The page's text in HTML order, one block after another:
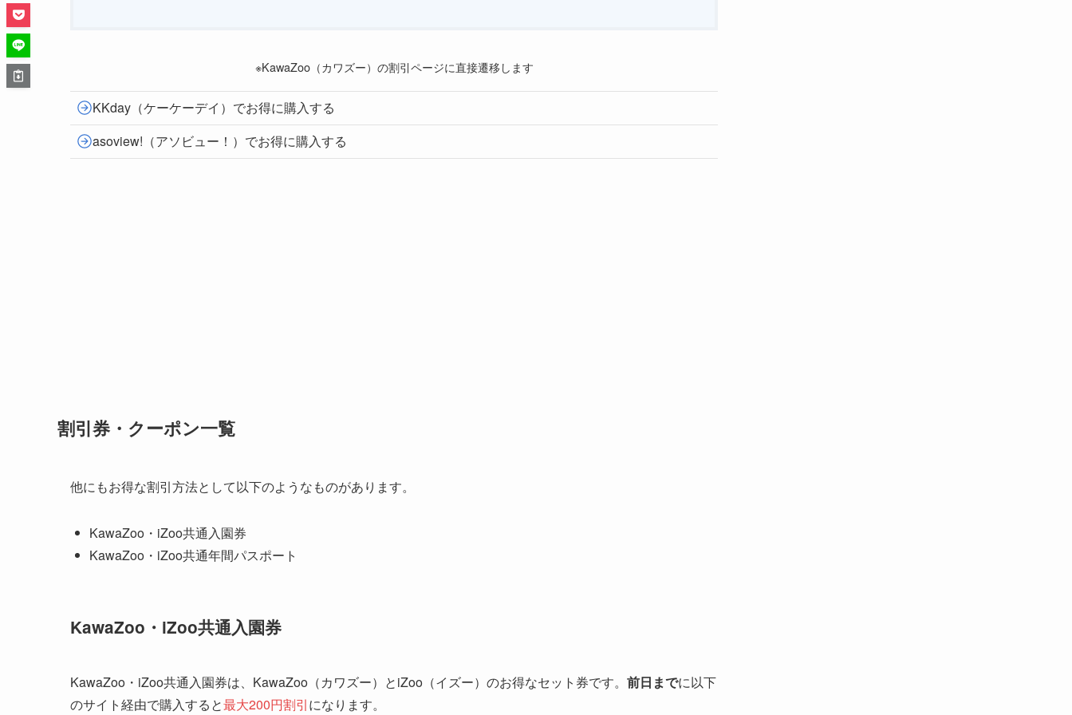
※KawaZoo（カワズー）の割引ページに直接遷移します
割引券・クーポン一覧
他にもお得な割引方法として以下のようなものがあります。
KawaZoo・iZoo共通年間パスポート